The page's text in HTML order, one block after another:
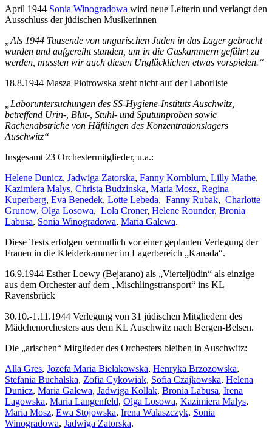
April 1944 Sonia Winogradowa wird neue Leiterin und verlangt den
Ausschluss der jüdischen Musikerinnen
„Als 1944 Tausende von ungarischen Juden in das Lager gebracht
wurden und aufgereiht standen, um in die Gaskammern geführt zu
werden, mussten wir auch diesen Unglücklichen etwas vorspielen.“
18.8.1944 Masza Piotrowska steht nicht auf der Laborliste
„Laboruntersuchungen des SS-Hygiene-Instituts Auschwitz,
betreffend Urin-, Blut-, Stuhl- und Sputumproben sowie
Rachenabstriche von Häftlingen des Konzentrationslagers
Auschwitz“
Insgesamt 23 Orchestermitglieder, u.a.:
Helene Dunicz, Jadwiga Zatorska, Fanny Kornblum, Lilly Mathe,
Kazimiera Malys, Christa Budzinska, Maria Mosz, Regina
Kuperberg, Eva Benedek, Lotte Lebeda, Fanny Rubak, Charlotte
Grunow, Olga Losowa, Lola Croner, Helene Rounder, Bronia
Labusa, Sonia Winogradowa, Maria Galewa.
Diese Tests erfolgen vermutlich vor einer geplanten Verlegung der
Frauen in die Kleiderkammer im Lagerbereich „Kanada“.
16.9.1944 Esther Loewy (Bejarano) als „Vierteljüdin“ als einzige
aus dem Orchester auf dem „Mischlingstransport“ ins KL
Ravensbrück
30.10.-1.11.1944 Verlegung von 31 jüdischen Mitgliedern des
Mädchenorchesters aus dem KL Auschwitz nach Bergen-Belsen.
Die „arischen“ Mitglieder des Orchesters bleiben in Auschwitz:
Alla Gres, Jozefa Maria Bielakowska, Henryka Brzozowska,
Stefania Buchalska, Zofia Cykowiak, Sofia Czajkowska, Helena
Dunicz, Maria Galewa, Jadwiga Kollak, Bronia Labusa, Irena
Lagowska, Maria Langenfeld, Olga Losowa, Kazimiera Malys,
Maria Mosz, Ewa Stojowska, Irena Walaszczyk, Sonia
Winogradowa, Jadwiga Zatorska.